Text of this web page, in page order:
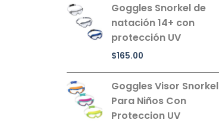
Goggles Snorkel de
natación 14+ con
protección UV
$165.00
Goggles Visor Snorkel
Para Niños Con
Proteccion UV